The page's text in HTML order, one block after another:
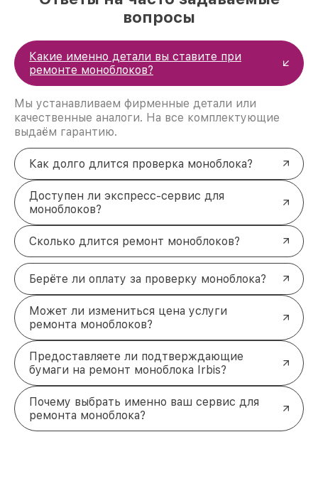
вопросы
Какие именно детали вы ставите при
ремонте моноблоков?
Мы устанавливаем фирменные детали или
качественные аналоги. На все комплектующие
выдаём гарантию.
Как долго длится проверка моноблока?
Доступен ли экспресс-сервис для
моноблоков?
Сколько длится ремонт моноблоков?
Берёте ли оплату за проверку моноблока?
Может ли измениться цена услуги
ремонта моноблоков?
Предоставляете ли подтверждающие
бумаги на ремонт моноблока Irbis?
Почему выбрать именно ваш сервис для
ремонта моноблока?